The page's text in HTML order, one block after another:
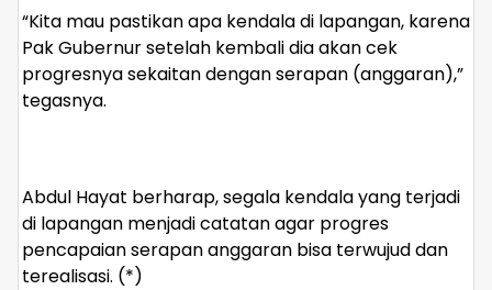
“Kita mau pastikan apa kendala di lapangan, karena
Pak Gubernur setelah kembali dia akan cek
progresnya sekaitan dengan serapan (anggaran),”
tegasnya.
Abdul Hayat berharap, segala kendala yang terjadi
di lapangan menjadi catatan agar progres
pencapaian serapan anggaran bisa terwujud dan
terealisasi. (*)